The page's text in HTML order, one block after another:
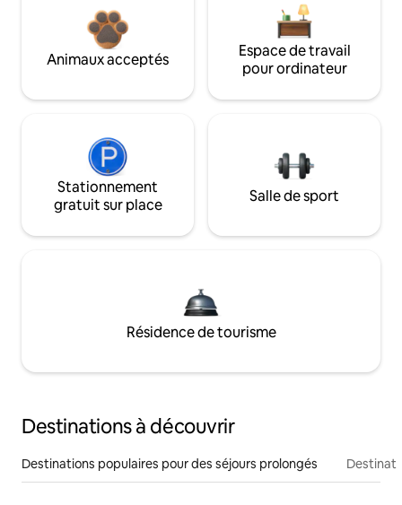
Animaux acceptés
Espace de travail
pour ordinateur
Stationnement
gratuit sur place
Salle de sport
Résidence de tourisme
Destinations à découvrir
Destinations populaires pour des séjours prolongés